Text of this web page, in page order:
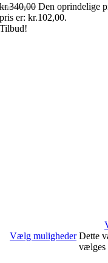
kr.340,00 Den oprindelige
pris er: kr.102,00.
Tilbud!
Vælg muligheder Dette
vælges